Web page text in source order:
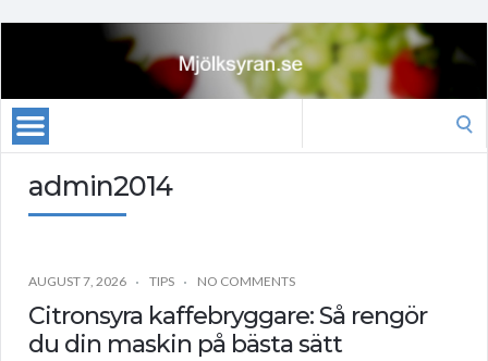
admin2014
AUGUST 7, 2026 TIPS NO COMMENTS
Citronsyra kaffebryggare: Så rengör
du din maskin på bästa sätt